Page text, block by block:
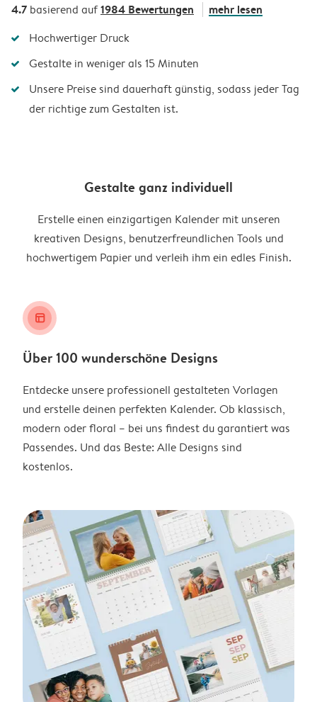
4.7 basierend auf1984 Bewertungen mehr lesen
Hochwertiger Druck
Gestalte in weniger als 15 Minuten
Unsere Preise sind dauerhaft günstig, sodass jeder Tag
der richtige zum Gestalten ist.
Gestalte ganz individuell
Erstelle einen einzigartigen Kalender mit unseren
kreativen Designs, benutzerfreundlichen Tools und
hochwertigem Papier und verleih ihm ein edles Finish.
layout_alt
Über 100 wunderschöne Designs
Entdecke unsere professionell gestalteten Vorlagen
und erstelle deinen perfekten Kalender. Ob klassisch,
modern oder floral – bei uns findest du garantiert was
Passendes. Und das Beste: Alle Designs sind
kostenlos.